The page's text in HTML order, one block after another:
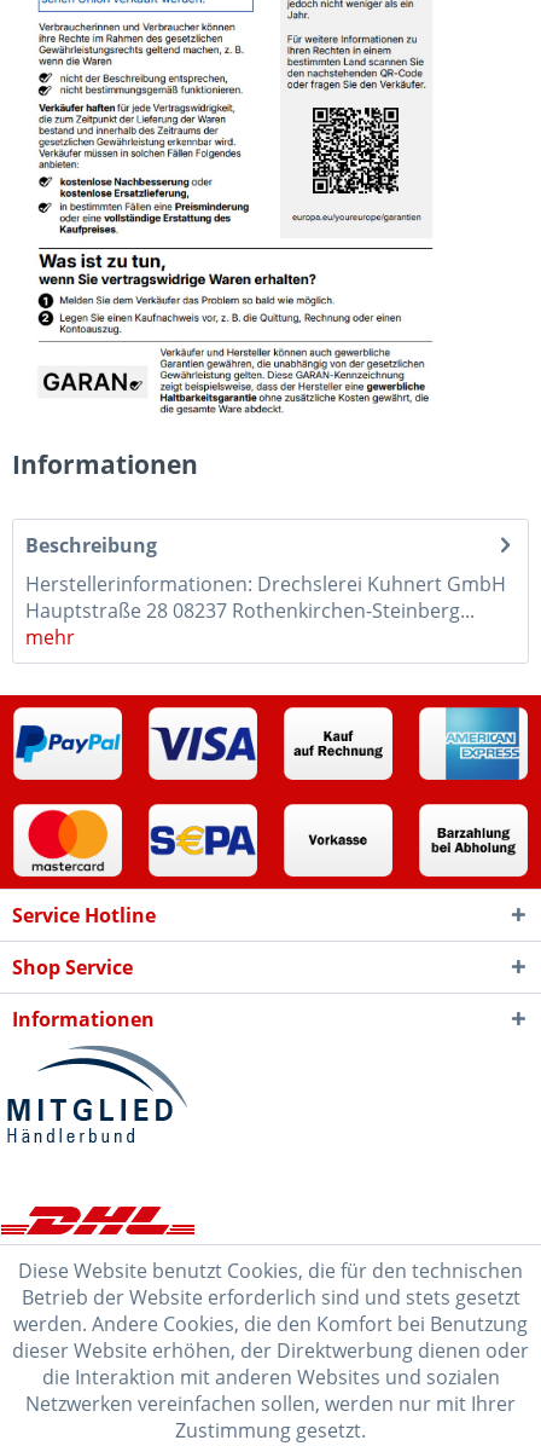
Informationen
Beschreibung
Herstellerinformationen: Drechslerei Kuhnert GmbH
Hauptstraße 28 08237 Rothenkirchen-Steinberg...
mehr
Service Hotline
Shop Service
Informationen
Diese Website benutzt Cookies, die für den technischen
Betrieb der Website erforderlich sind und stets gesetzt
werden. Andere Cookies, die den Komfort bei Benutzung
dieser Website erhöhen, der Direktwerbung dienen oder
die Interaktion mit anderen Websites und sozialen
Netzwerken vereinfachen sollen, werden nur mit Ihrer
Zustimmung gesetzt.